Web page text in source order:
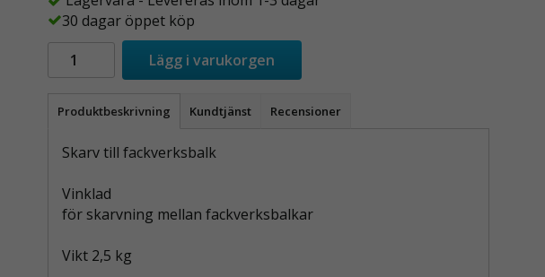
30 dagar öppet köp
Lägg i varukorgen
Produktbeskrivning Kundtjänst Recensioner
Skarv till fackverksbalk
Vinklad
för skarvning mellan fackverksbalkar
Vikt 2,5 kg